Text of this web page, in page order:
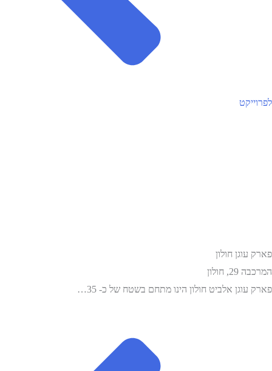
לפרוייקט
פארק עוגן חולון
המרכבה 29, חולון
פארק עוגן אלביט חולון הינו מתחם בשטח של כ- 35…